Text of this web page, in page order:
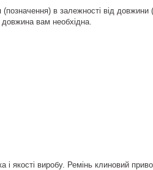
в залежності від довжини
довжина вам необхідна.
і якості виробу. Ремінь клиновий